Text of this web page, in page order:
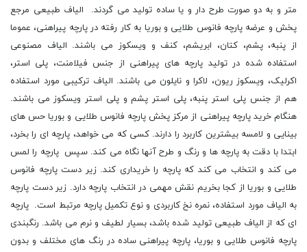
متر و به دو صورت طرح دار و یا ساده تولید می گردند. الیاف طبیعی مرجع
پخش و عرضه پارچه فانوس طلایی و بوریا به کار رفته در پارچه پیراهنی، عموما
از پنبه، پشم، کتان، ابریشم، کنف و ویسکوز می باشند. الیاف مصنوعی
استفاده شده در تولید پارچه های پیراهنی از جنس فیلامنت، پلی استر،
اکرلیک، ویسکوز ریون، لاکرا و نایلون می باشند. الیاف ترکیبی مورد استفاده
هم از جنس پلی استر پنبه، پلی استر پشم و پلی استر ویسکوز می باشند.
هنگام خرید پارچه پیراهنی از مرکز پخش پارچه فانوس طلایی و بوریا حس های
بینایی و لامسه بیشترین کاربرد را دارند. کسی که می خواهد، پارچه ای را بخرد،
ابتدا با دقت به پارچه ها و رنگ و طرح آنها نگاه می کند. سپس پارچه را لمس
می کند و انتخاب می کند که پارچه را خریداری کند. زیر دست پارچه فانوس
طلایی و بوریا از کجا بخریم نقش مهمی در انتخاب پارچه دارد. زیر دست پارچه
به الیاف مورد استفاده، نمره نخ کاربردی و نوع تکمیل پارچه مرتبط است. پارچه
ای که از الیاف طبیعی تولید شده باشد، بسیار لطیف و نرم می باشد. رنگبندی
پارچه فانوس طلایی و بوریا، پارچه پیراهنی ساده در رنگ های مختلف و بدون